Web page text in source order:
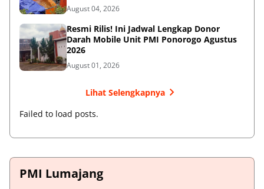
August 04, 2026
Resmi Rilis! Ini Jadwal Lengkap Donor
Darah Mobile Unit PMI Ponorogo Agustus
2026
August 01, 2026
Lihat Selengkapnya
Failed to load posts.
PMI Lumajang